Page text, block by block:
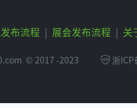
布流程 | 展会发布流程 | 关
© 2017 -2023 浙